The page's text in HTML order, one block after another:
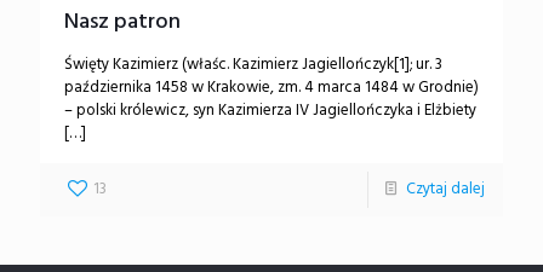
Nasz patron
Święty Kazimierz (właśc. Kazimierz Jagiellończyk[1]; ur. 3
października 1458 w Krakowie, zm. 4 marca 1484 w Grodnie)
– polski królewicz, syn Kazimierza IV Jagiellończyka i Elżbiety
[…]
13 Czytaj dalej